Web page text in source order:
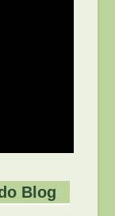
Blog